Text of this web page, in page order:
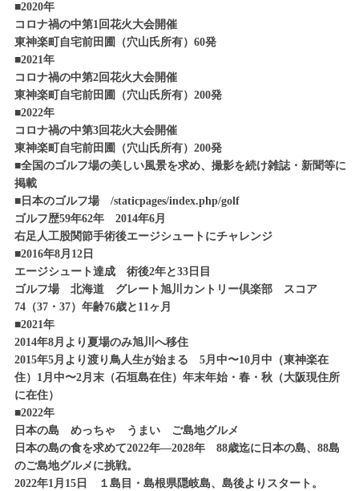
■2020年
コロナ禍の中第1回花火大会開催
東神楽町自宅前田圃（穴山氏所有）60発
■2021年
コロナ禍の中第2回花火大会開催
東神楽町自宅前田圃（穴山氏所有）200発
■2022年
コロナ禍の中第3回花火大会開催
東神楽町自宅前田圃（穴山氏所有）200発
■全国のゴルフ場の美しい風景を求め、撮影を続け雑誌・新聞等に
掲載
■日本のゴルフ場 /staticpages/index.php/golf
ゴルフ歴59年62年 2014年6月
右足人工股関節手術後エージシュートにチャレンジ
■2016年8月12日
エージシュート達成 術後2年と33日目
ゴルフ場 北海道 グレート旭川カントリー倶楽部 スコア
74（37・37）年齢76歳と11ヶ月
■2021年
2014年8月より夏場のみ旭川へ移住
2015年5月より渡り鳥人生が始まる 5月中〜10月中（東神楽在
住）1月中〜2月末（石垣島在住）年末年始・春・秋（大阪現住所
に在住）
■2022年
日本の島 めっちゃ うまい ご島地グルメ
日本の島の食を求めて2022年―2028年 88歳迄に日本の島、88島
のご島地グルメに挑戦。
2022年1月15日 １島目・島根県隠岐島、島後よりスタート。